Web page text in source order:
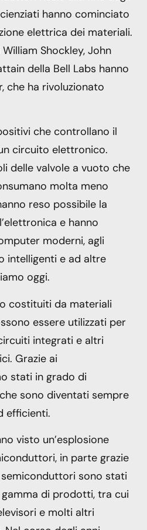
hanno cominciato
elettrica dei materiali.
Shockley, John
della Bell Labs hanno
che ha rivoluzionato
che controllano il
circuito elettronico.
delle valvole a vuoto che
molta meno
reso possibile la
e hanno
moderni, agli
intelligenti e ad altre
oggi.
costituiti da materiali
essere utilizzati per
integrati e altri
Grazie ai
stati in grado di
sono diventati sempre
efficienti.
visto un’esplosione
in parte grazie
semiconduttori sono stati
di prodotti, tra cui
e molti altri